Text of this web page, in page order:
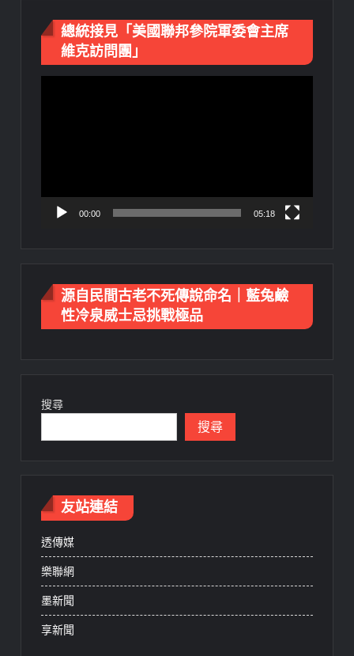
總統接見「美國聯邦參院軍委會主席
維克訪問團」
00:00 05:18
源自民間古老不死傳說命名｜藍兔鹼
性冷泉威士忌挑戰極品
搜尋
搜尋
友站連結
透傳媒
樂聯網
墨新聞
享新聞